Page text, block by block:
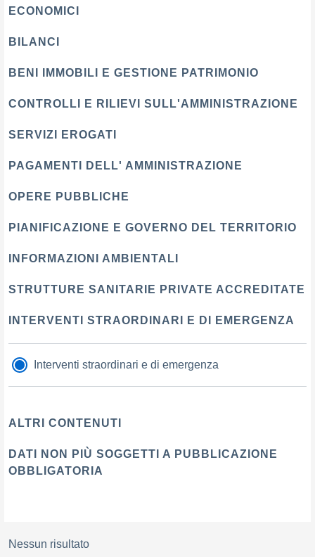
ECONOMICI
BILANCI
BENI IMMOBILI E GESTIONE PATRIMONIO
CONTROLLI E RILIEVI SULL'AMMINISTRAZIONE
SERVIZI EROGATI
PAGAMENTI DELL' AMMINISTRAZIONE
OPERE PUBBLICHE
PIANIFICAZIONE E GOVERNO DEL TERRITORIO
INFORMAZIONI AMBIENTALI
STRUTTURE SANITARIE PRIVATE ACCREDITATE
INTERVENTI STRAORDINARI E DI EMERGENZA
Interventi straordinari e di emergenza
ALTRI CONTENUTI
DATI NON PIÙ SOGGETTI A PUBBLICAZIONE
OBBLIGATORIA
Nessun risultato